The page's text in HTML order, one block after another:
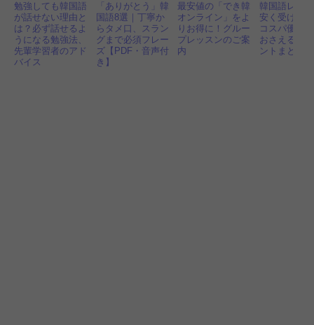
勉強しても韓国語
が話せない理由と
は？必ず話せるよ
うになる勉強法、
先輩学習者のアド
バイス
「ありがとう」韓
国語8選｜丁寧か
らタメ口、スラン
グまで必須フレー
ズ【PDF・音声付
き】
最安値の「でき韓
オンライン」をよ
りお得に！グルー
プレッスンのご案
内
韓国語レッ
安く受ける
コスパ優先
おさえるべ
ントまとめ